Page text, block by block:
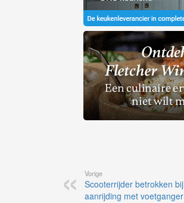
Vorige
Scooterrijder betrokken bij
aanrijding met voetganger